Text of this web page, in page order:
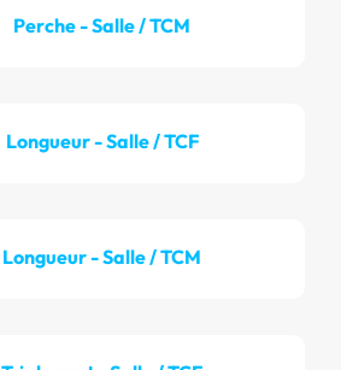
Perche - Salle / TCM
Longueur - Salle / TCF
Longueur - Salle / TCM